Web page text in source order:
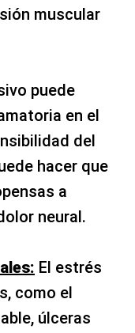
muscular
puede
en el
del
hacer que
a
neural.
El estrés
como el
úlceras